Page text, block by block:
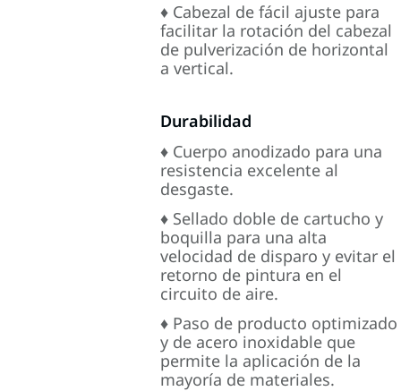
♦ Cabezal de fácil ajuste para
facilitar la rotación del cabezal
de pulverización de horizontal
a vertical.
Durabilidad
♦ Cuerpo anodizado para una
resistencia excelente al
desgaste.
♦ Sellado doble de cartucho y
boquilla para una alta
velocidad de disparo y evitar el
retorno de pintura en el
circuito de aire.
♦ Paso de producto optimizado
y de acero inoxidable que
permite la aplicación de la
mayoría de materiales.